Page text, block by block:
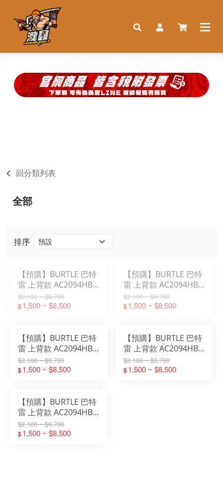
回分類列表
排序
【預購】BURTLE 巴特
雷 上背款 AC2094HB-
79-30V【79風暴黑】
$2,100 ~ $9,700
$1,500 ~ $8,500
【預購】BURTLE 巴特
雷 上背款 AC2094HB-
60-30V【60灰燼灰】
$2,100 ~ $9,700
$1,500 ~ $8,500
【預購】BURTLE 巴特
雷 上背款 AC2094HB-
53-30V【53風暴灰】
$2,100 ~ $9,700
$1,500 ~ $8,500
【預購】BURTLE 巴特
雷 上背款 AC2094HB-
23-30V【23卡其色】
$2,100 ~ $9,700
$1,500 ~ $8,500
【預購】BURTLE 巴特
雷 上背款 AC2094HB-
35-30V【35黑色】
$2,100 ~ $9,700
$1,500 ~ $8,500
全部